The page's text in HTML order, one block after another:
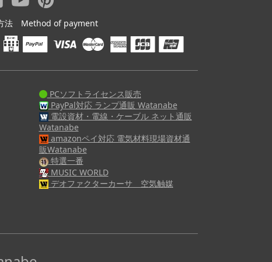
法 Method of payment
PCソフトライセンス販売
PayPal対応 ランプ通販 Watanabe
電設資材・電線・ケーブル ネット通販
Watanabe
amazonペイ対応 電気材料現場資材通
販Watanabe
特選一番
MUSIC WORLD
デオファクターカーサ 空気触媒